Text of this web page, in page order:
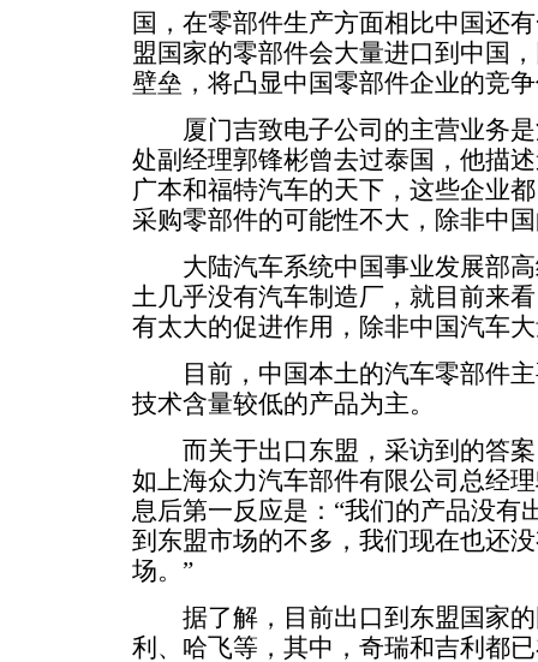
国，在零部件生产方面相比中国还
盟国家的零部件会大量进口到中国
壁垒，将凸显中国零部件企业的竞
厦门吉致电子公司的主营业务是
处副经理郭锋彬曾去过泰国，他描
广本和福特汽车的天下，这些企业
采购零部件的可能性不大，除非中
大陆汽车系统中国事业发展部高
土几乎没有汽车制造厂，就目前来
有太大的促进作用，除非中国汽车
目前，中国本土的汽车零部件主
技术含量较低的产品为主。
而关于出口东盟，采访到的答案
如上海众力汽车部件有限公司总经
息后第一反应是：“我们的产品没有
到东盟市场的不多，我们现在也还
场。”
据了解，目前出口到东盟国家的
利、哈飞等，其中，奇瑞和吉利都